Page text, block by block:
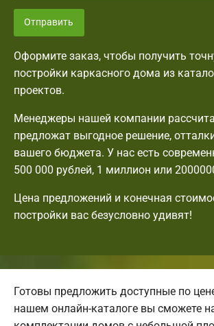
Отправить
Оформите заказ, чтобы получить
постройки каркасного дома из
проектов.
Менеджеры нашей компании
предложат выгодное решение,
вашего бюджета. У нас есть
500 000 рублей, 1 миллион или
Цена предложений и конечная
постройки вас безусловно удивят!
Готовы предложить доступные по
нашем онлайн-каталоге вы сможете